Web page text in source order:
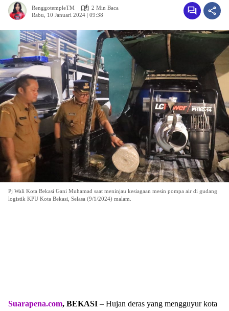
RenggotempleTM
2 Min Baca
Rabu, 10 Januari 2024 | 09:38
Pj Wali Kota Bekasi Gani Muhamad saat meninjau kesiagaan mesin pompa air di gudang
logistik KPU Kota Bekasi, Selasa (9/1/2024) malam.
Suarapena.com, BEKASI – Hujan deras yang mengguyur kota